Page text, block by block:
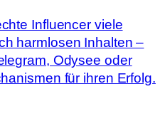
Influencer viele
harmlosen Inhalten –
Odysee oder
für ihren Erfolg.